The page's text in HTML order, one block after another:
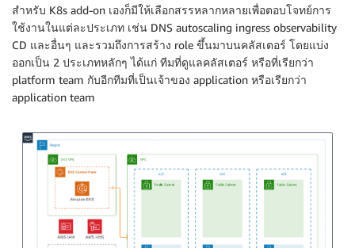
สำหรับ K8s add-on เองก็มีให้เลือกสรรหลากหลายเพื่อตอบโจทย์การ
ใช้งานในแต่ละประเภท เช่น DNS autoscaling ingress observability
CD และอื่นๆ และรวมถึงการสร้าง role ขึ้นมาบนคลัสเตอร์ โดยแบ่ง
ออกเป็น 2 ประเภทหลักๆ ได้แก่ ทีมที่ดูแลคลัสเตอร์ หรือที่เรียกว่า
platform team กับอีกทีมที่เป็นเจ้าของ application หรือเรียกว่า
application team